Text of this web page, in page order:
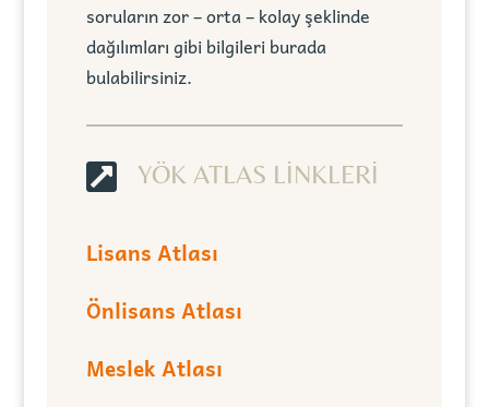
soruların zor – orta – kolay şeklinde
dağılımları gibi bilgileri burada
bulabilirsiniz.
 YÖK ATLAS LİNKLERİ
Lisans Atlası
Önlisans Atlası
Meslek Atlası